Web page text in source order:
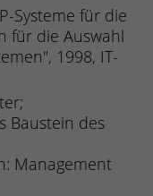
Systeme für die
für die Auswahl
1998, IT-
Baustein des
Management